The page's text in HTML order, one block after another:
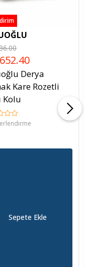
Derya
Kare Rozetli
Kolu
Sepete Ekle